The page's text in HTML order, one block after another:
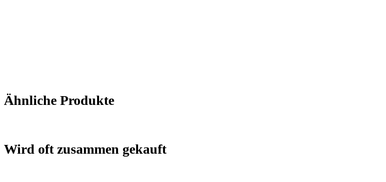
Ähnliche Produkte
Wird oft zusammen gekauft